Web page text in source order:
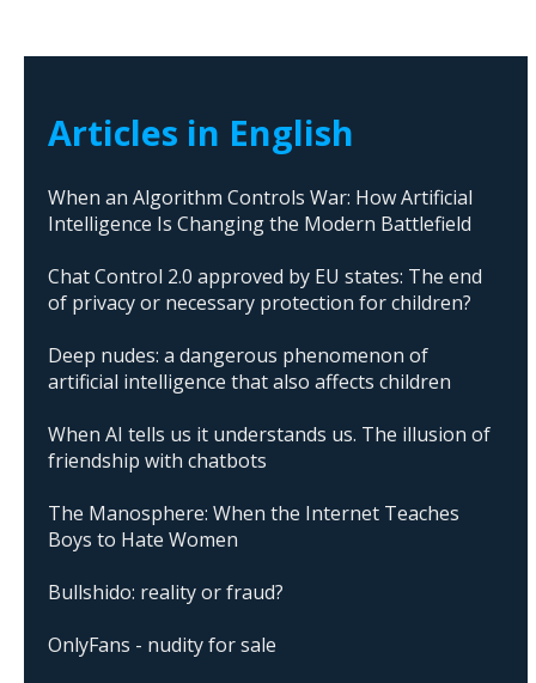
Articles in English
When an Algorithm Controls War: How Artificial
Intelligence Is Changing the Modern Battlefield
Chat Control 2.0 approved by EU states: The end
of privacy or necessary protection for children?
Deep nudes: a dangerous phenomenon of
artificial intelligence that also affects children
When AI tells us it understands us. The illusion of
friendship with chatbots
The Manosphere: When the Internet Teaches
Boys to Hate Women
Bullshido: reality or fraud?
OnlyFans - nudity for sale